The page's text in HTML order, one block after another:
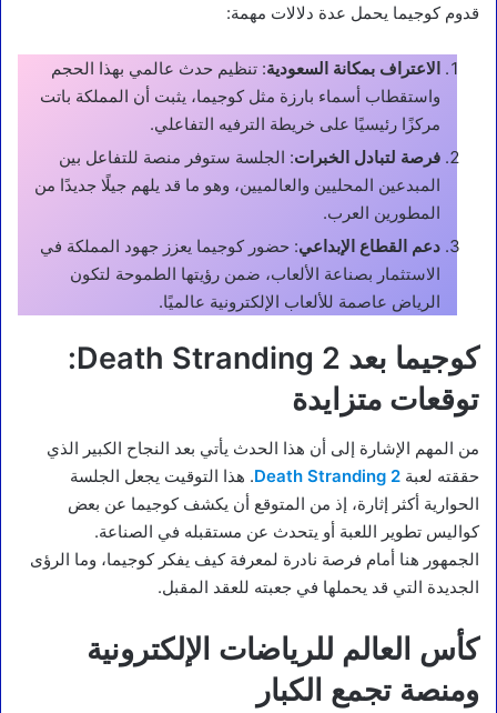
قدوم كوجيما يحمل عدة دلالات مهمة:
الاعتراف بمكانة السعودية: تنظيم حدث عالمي بهذا الحجم
واستقطاب أسماء بارزة مثل كوجيما، يثبت أن المملكة باتت
مركزًا رئيسيًا على خريطة الترفيه التفاعلي.
فرصة لتبادل الخبرات: الجلسة ستوفر منصة للتفاعل بين
المبدعين المحليين والعالميين، وهو ما قد يلهم جيلًا جديدًا من
المطورين العرب.
دعم القطاع الإبداعي: حضور كوجيما يعزز جهود المملكة في
الاستثمار بصناعة الألعاب، ضمن رؤيتها الطموحة لتكون
الرياض عاصمة للألعاب الإلكترونية عالميًا.
كوجيما بعد Death Stranding 2:
توقعات متزايدة
من المهم الإشارة إلى أن هذا الحدث يأتي بعد النجاح الكبير الذي
حققته لعبة Death Stranding 2. هذا التوقيت يجعل الجلسة
الحوارية أكثر إثارة، إذ من المتوقع أن يكشف كوجيما عن بعض
كواليس تطوير اللعبة أو يتحدث عن مستقبله في الصناعة.
الجمهور هنا أمام فرصة نادرة لمعرفة كيف يفكر كوجيما، وما الرؤى
الجديدة التي قد يحملها في جعبته للعقد المقبل.
كأس العالم للرياضات الإلكترونية
ومنصة تجمع الكبار